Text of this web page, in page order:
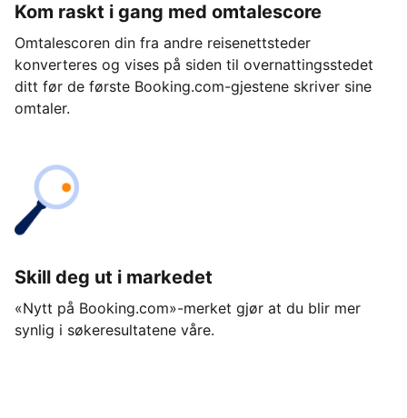
Kom raskt i gang med omtalescore
Omtalescoren din fra andre reisenettsteder
konverteres og vises på siden til overnattingsstedet
ditt før de første Booking.com-gjestene skriver sine
omtaler.
Skill deg ut i markedet
«Nytt på Booking.com»-merket gjør at du blir mer
synlig i søkeresultatene våre.